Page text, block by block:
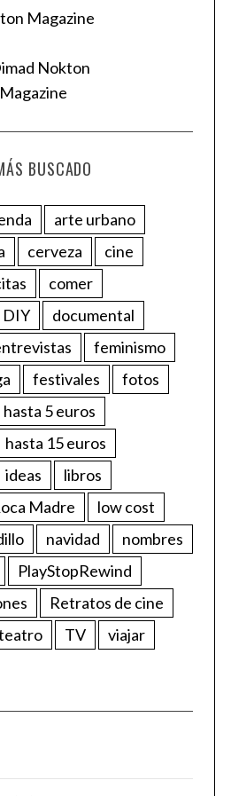
BUSCADO
arte urbano
cerveza
cine
comer
DIY
documental
feminismo
festivales
fotos
hasta 5 euros
hasta 15 euros
ideas
libros
Madre
low cost
navidad
nombres
PlayStopRewind
Retratos de cine
TV
viajar